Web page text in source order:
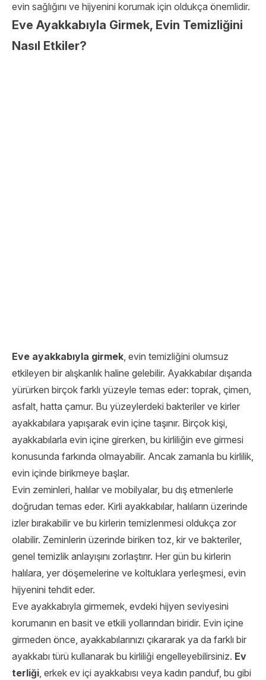
evin sağlığını ve hijyenini korumak için oldukça önemlidir.
Eve Ayakkabıyla Girmek, Evin Temizliğini
Nasıl Etkiler?
Eve ayakkabıyla girmek, evin temizliğini olumsuz
etkileyen bir alışkanlık haline gelebilir. Ayakkabılar dışarıda
yürürken birçok farklı yüzeyle temas eder: toprak, çimen,
asfalt, hatta çamur. Bu yüzeylerdeki bakteriler ve kirler
ayakkabılara yapışarak evin içine taşınır. Birçok kişi,
ayakkabılarla evin içine girerken, bu kirliliğin eve girmesi
konusunda farkında olmayabilir. Ancak zamanla bu kirlilik,
evin içinde birikmeye başlar.
Evin zeminleri, halılar ve mobilyalar, bu dış etmenlerle
doğrudan temas eder. Kirli ayakkabılar, halıların üzerinde
izler bırakabilir ve bu kirlerin temizlenmesi oldukça zor
olabilir. Zeminlerin üzerinde biriken toz, kir ve bakteriler,
genel temizlik anlayışını zorlaştırır. Her gün bu kirlerin
halılara, yer döşemelerine ve koltuklara yerleşmesi, evin
hijyenini tehdit eder.
Eve ayakkabıyla girmemek, evdeki hijyen seviyesini
korumanın en basit ve etkili yollarından biridir. Evin içine
girmeden önce, ayakkabılarınızı çıkararak ya da farklı bir
ayakkabı türü kullanarak bu kirliliği engelleyebilirsiniz. Ev
terliği, erkek ev içi ayakkabısı veya kadın panduf, bu gibi